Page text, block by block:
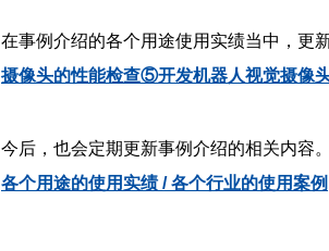
在事例介绍的各个用途使用实绩当中，更
摄像头的性能检查⑤开发机器人视觉摄像
今后，也会定期更新事例介绍的相关内容
各个用途的使用实绩 / 各个行业的使用案例